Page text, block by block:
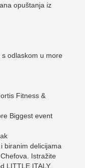
opuštanja iz
odlaskom u more
Fitness &
Biggest event
biranim delicijama
Istražite
LITTLE ITALY,